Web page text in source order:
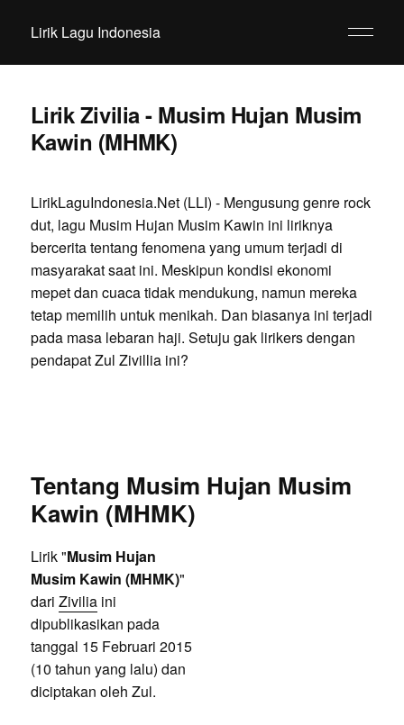
Lirik Lagu Indonesia
Lirik Zivilia - Musim Hujan Musim
Kawin (MHMK)
LirikLaguIndonesia.Net (LLI) - Mengusung genre rock
dut, lagu Musim Hujan Musim Kawin ini liriknya
bercerita tentang fenomena yang umum terjadi di
masyarakat saat ini. Meskipun kondisi ekonomi
mepet dan cuaca tidak mendukung, namun mereka
tetap memilih untuk menikah. Dan biasanya ini terjadi
pada masa lebaran haji. Setuju gak lirikers dengan
pendapat Zul Zivillia ini?
Tentang Musim Hujan Musim
Kawin (MHMK)
Lirik "Musim Hujan
Musim Kawin (MHMK)"
dari Ziviliaini
dipublikasikan pada
tanggal 15 Februari 2015
(10 tahun yang lalu) dan
diciptakan oleh Zul.